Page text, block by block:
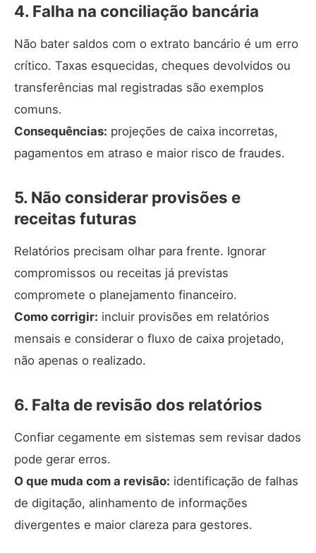
4. Falha na conciliação bancária
Não bater saldos com o extrato bancário é um erro
crítico. Taxas esquecidas, cheques devolvidos ou
transferências mal registradas são exemplos
comuns.
Consequências: projeções de caixa incorretas,
pagamentos em atraso e maior risco de fraudes.
5. Não considerar provisões e
receitas futuras
Relatórios precisam olhar para frente. Ignorar
compromissos ou receitas já previstas
compromete o planejamento financeiro.
Como corrigir: incluir provisões em relatórios
mensais e considerar o fluxo de caixa projetado,
não apenas o realizado.
6. Falta de revisão dos relatórios
Confiar cegamente em sistemas sem revisar dados
pode gerar erros.
O que muda com a revisão: identificação de falhas
de digitação, alinhamento de informações
divergentes e maior clareza para gestores.